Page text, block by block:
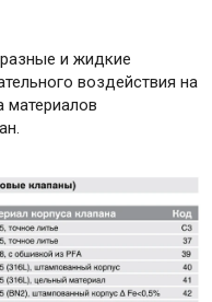
и жидкие
воздействия на
материалов